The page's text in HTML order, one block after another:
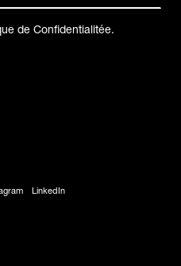
de Confidentialitée.
LinkedIn